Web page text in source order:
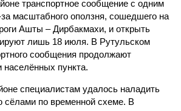
маршруты, а непосредственно к
работам рассчитывают
существенного снижения напора
из штольни Ирганайской ГЭС,
августа.
с 18 населёнными пунктами было
схеме, однако подъездные